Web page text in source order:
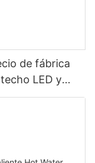
de fábrica
LED y